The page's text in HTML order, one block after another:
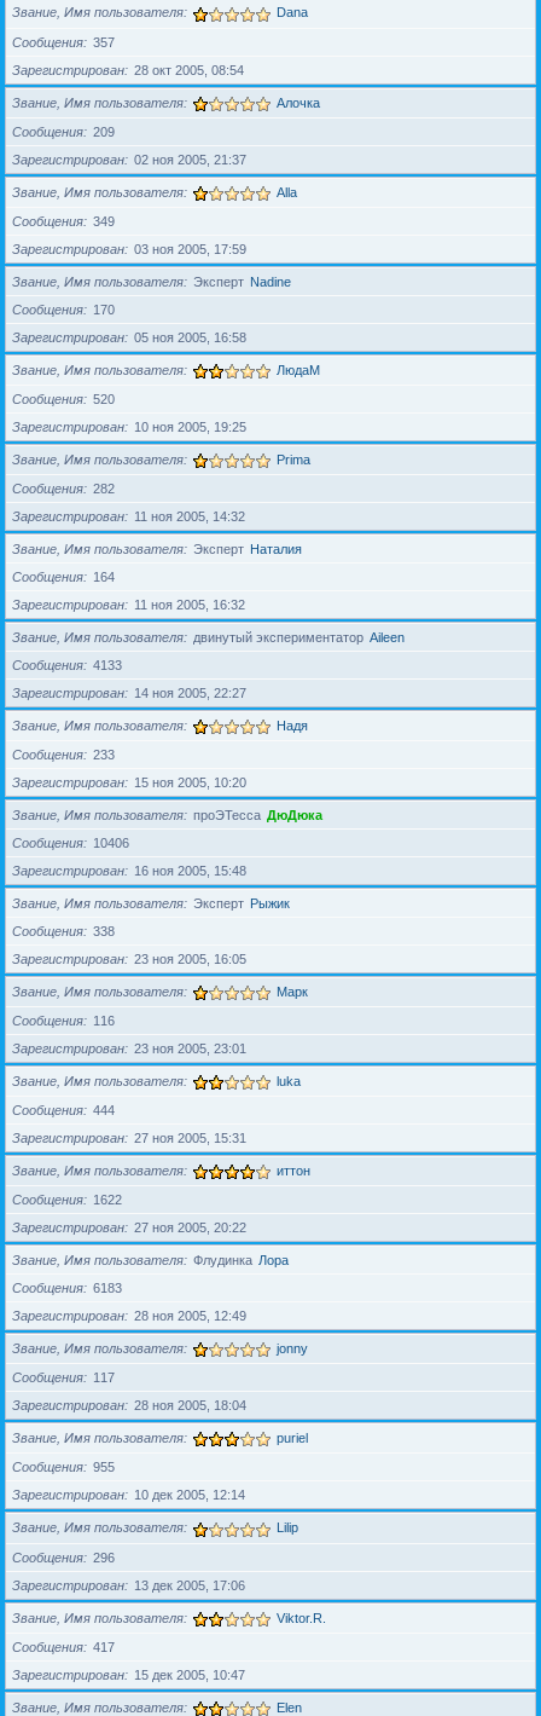
Звание, Имя пользователя Dana
Сообщения
357
Зарегистрирован
28 окт 2005, 08:54
Звание, Имя пользователя Алочка
Сообщения
209
Зарегистрирован
02 ноя 2005, 21:37
Звание, Имя пользователя Alla
Сообщения
349
Зарегистрирован
03 ноя 2005, 17:59
Звание, Имя пользователя Эксперт Nadine
Сообщения
170
Зарегистрирован
05 ноя 2005, 16:58
Звание, Имя пользователя ЛюдаМ
Сообщения
520
Зарегистрирован
10 ноя 2005, 19:25
Звание, Имя пользователя Prima
Сообщения
282
Зарегистрирован
11 ноя 2005, 14:32
Звание, Имя пользователя Эксперт Наталия
Сообщения
164
Зарегистрирован
11 ноя 2005, 16:32
Звание, Имя пользователя двинутый экспериментатор Aileen
Сообщения
4133
Зарегистрирован
14 ноя 2005, 22:27
Звание, Имя пользователя Надя
Сообщения
233
Зарегистрирован
15 ноя 2005, 10:20
Звание, Имя пользователя проЭТесса ДюДюка
Сообщения
10406
Зарегистрирован
16 ноя 2005, 15:48
Звание, Имя пользователя Эксперт Рыжик
Сообщения
338
Зарегистрирован
23 ноя 2005, 16:05
Звание, Имя пользователя Марк
Сообщения
116
Зарегистрирован
23 ноя 2005, 23:01
Звание, Имя пользователя luka
Сообщения
444
Зарегистрирован
27 ноя 2005, 15:31
Звание, Имя пользователя иттон
Сообщения
1622
Зарегистрирован
27 ноя 2005, 20:22
Звание, Имя пользователя Флудинка Лора
Сообщения
6183
Зарегистрирован
28 ноя 2005, 12:49
Звание, Имя пользователя jonny
Сообщения
117
Зарегистрирован
28 ноя 2005, 18:04
Звание, Имя пользователя puriel
Сообщения
955
Зарегистрирован
10 дек 2005, 12:14
Звание, Имя пользователя Lilip
Сообщения
296
Зарегистрирован
13 дек 2005, 17:06
Звание, Имя пользователя Viktor.R.
Сообщения
417
Зарегистрирован
15 дек 2005, 10:47
Звание, Имя пользователя Elen